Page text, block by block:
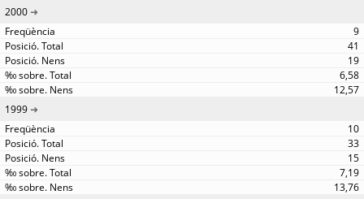
2000
9
41
19
6,58
12,57
1999
10
33
15
7,19
13,76